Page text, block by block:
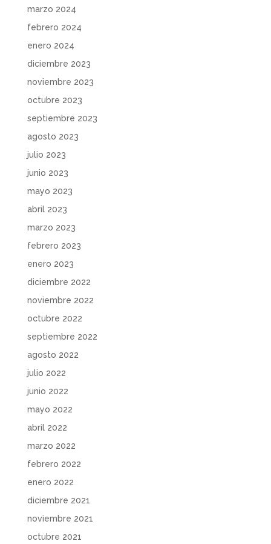
marzo 2024
febrero 2024
enero 2024
diciembre 2023
noviembre 2023
octubre 2023
septiembre 2023
agosto 2023
julio 2023
junio 2023
mayo 2023
abril 2023
marzo 2023
febrero 2023
enero 2023
diciembre 2022
noviembre 2022
octubre 2022
septiembre 2022
agosto 2022
julio 2022
junio 2022
mayo 2022
abril 2022
marzo 2022
febrero 2022
enero 2022
diciembre 2021
noviembre 2021
octubre 2021